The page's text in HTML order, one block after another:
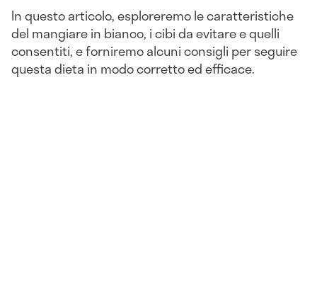
In questo articolo, esploreremo le caratteristiche
del mangiare in bianco, i cibi da evitare e quelli
consentiti, e forniremo alcuni consigli per seguire
questa dieta in modo corretto ed efficace.